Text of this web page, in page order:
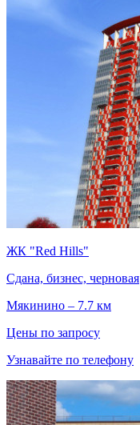
ЖК "Red Hills"
Сдана, бизнес, черновая
Мякинино – 7.7 км
Цены по запросу
Узнавайте по телефону